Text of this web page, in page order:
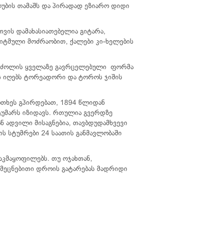
თამაშს და პირადად ეზიარო დიდი
დამახასიათებელია გიტარა,
მოძრაობით, ქალები კი-ხელების
ყველაზე გავრცელებული ფორმა
იღებს ტორეადორი და ტოროს ჯიშის
გპირდებათ, 1894 წლიდან
იზიდავს. რთულია გვერდზე
მისაგნებია, თავბდუდამხვევი
24 საათის განმავლობაში
თუ ოჯახთან,
დროის გატარებას მადრიდი